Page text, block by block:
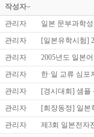
작성자
관리자
일본 문부과학
관리자
[일본유학시험]
관리자
2005년도 일본
관리자
한·일 교류 심포
관리자
[경시대회] 샘플
관리자
[회장동정] 일본
관리자
제3회 일본전자